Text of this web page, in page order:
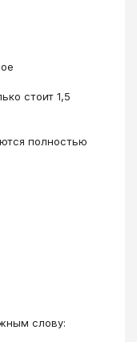
стоит 1,5
полностью
слову: